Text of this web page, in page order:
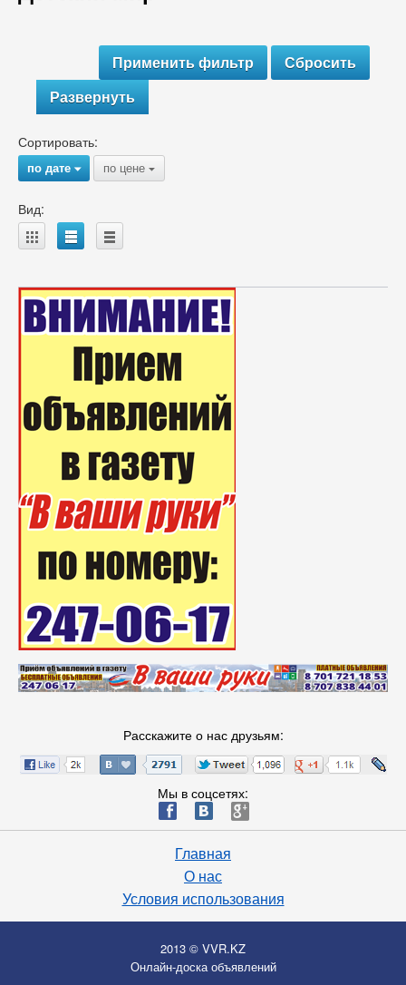
Развернуть
Сортировать:
по дате{ по цене {
Вид:
A B C
Расскажите о нас друзьям:
Мы в соцсетях:
ä æ è
Главная
О нас
Условия использования
2013 © VVR.KZ
Онлайн-доска объявлений